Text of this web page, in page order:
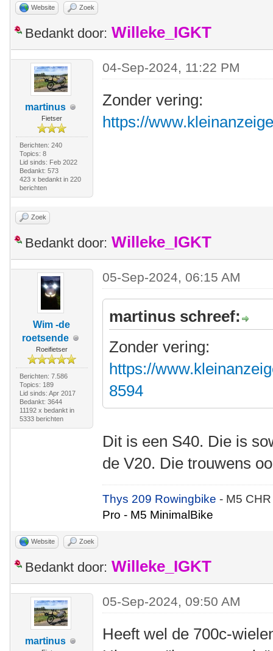
Website Zoek
Bedankt door: Willeke_IGKT
martinus
Fietser
Berichten: 240
Topics: 8
Lid sinds: Feb 2022
Bedankt: 573
423 x bedankt in 220
berichten
04-Sep-2024, 11:22 PM
Zonder vering:
https://
Zoek
Bedankt door: Willeke_IGKT
Wim -de
roetsende
Roeifietser
Berichten: 7.586
Topics: 189
Lid sinds: Apr 2017
Bedankt: 3644
11192 x bedankt in
5333 berichten
05-Sep-2024, 06:15 AM
martinus schreef:
Zonder vering:
https://
8594
Dit is een S40. Die is
de V20. Die trouwens
Thys 209 Rowingbike- M5
Pro - M5 MinimalBike
Website Zoek
Bedankt door: Willeke_IGKT
martinus
05-Sep-2024, 09:50 AM
Heeft wel de 700c-